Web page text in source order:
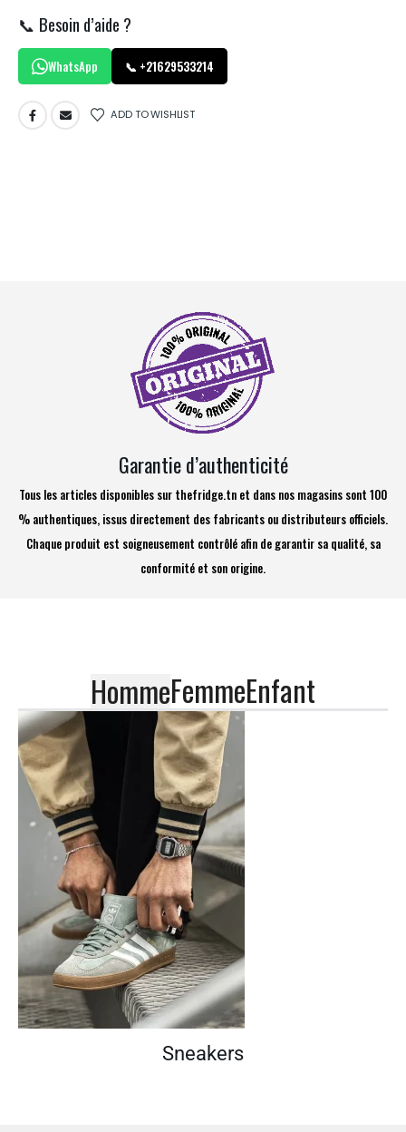
📞 Besoin d’aide ?
WhatsApp 📞 +21629533214
ADD TO WISHLIST
Garantie d’authenticité
Tous les articles disponibles sur thefridge.tn et dans nos magasins sont 100
% authentiques, issus directement des fabricants ou distributeurs officiels.
Chaque produit est soigneusement contrôlé afin de garantir sa qualité, sa
conformité et son origine.
HommeFemmeEnfant
Sneakers